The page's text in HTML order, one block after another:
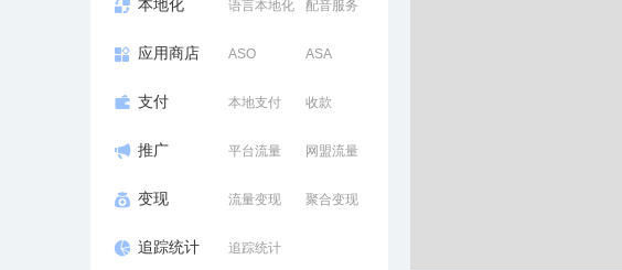
本地化 语言本地化 配音服务
应用商店 ASO ASA
支付 本地支付 收款
推广 平台流量 网盟流量
变现 流量变现 聚合变现
追踪统计 追踪统计